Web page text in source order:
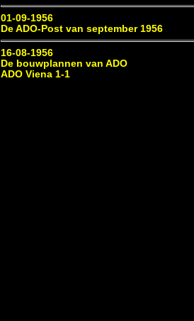
01-09-1956
De ADO-Post van september 1956
16-08-1956
De bouwplannen van ADO
ADO Viena 1-1